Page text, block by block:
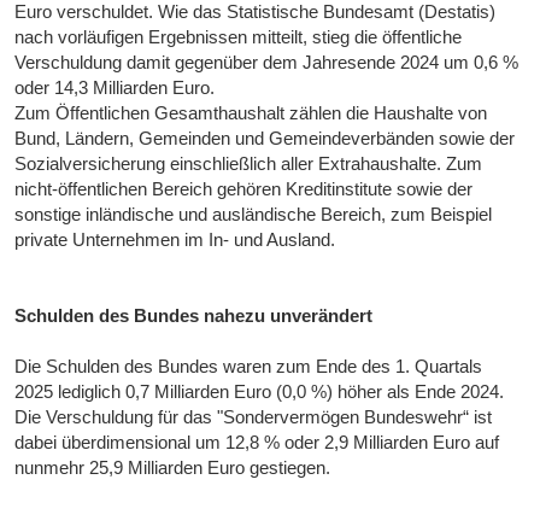
Euro verschuldet. Wie das Statistische Bundesamt (Destatis)
nach vorläufigen Ergebnissen mitteilt, stieg die öffentliche
Verschuldung damit gegenüber dem Jahresende 2024 um 0,6 %
oder 14,3 Milliarden Euro.
Zum Öffentlichen Gesamthaushalt zählen die Haushalte von
Bund, Ländern, Gemeinden und Gemeindeverbänden sowie der
Sozialversicherung einschließlich aller Extrahaushalte. Zum
nicht-öffentlichen Bereich gehören Kreditinstitute sowie der
sonstige inländische und ausländische Bereich, zum Beispiel
private Unternehmen im In- und Ausland.
Schulden des Bundes nahezu unverändert
Die Schulden des Bundes waren zum Ende des 1. Quartals
2025 lediglich 0,7 Milliarden Euro (0,0 %) höher als Ende 2024.
Die Verschuldung für das "Sondervermögen Bundeswehr“ ist
dabei überdimensional um 12,8 % oder 2,9 Milliarden Euro auf
nunmehr 25,9 Milliarden Euro gestiegen.